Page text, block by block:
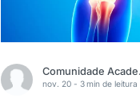
nov. 20 - 3 min de leitura